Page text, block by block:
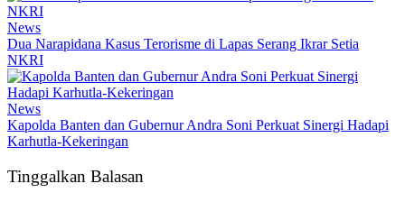
News
Dua Narapidana Kasus Terorisme di Lapas Serang Ikrar Setia
NKRI
News
Kapolda Banten dan Gubernur Andra Soni Perkuat Sinergi Hadapi
Karhutla-Kekeringan
Tinggalkan Balasan